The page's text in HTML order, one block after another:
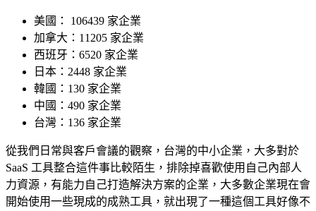
美國： 106439 家企業
加拿大：11205 家企業
西班牙：6520 家企業
日本：2448 家企業
韓國：130 家企業
中國：490 家企業
台灣：136 家企業
從我們日常與客戶會議的觀察，台灣的中小企業，大多對於
SaaS 工具整合這件事比較陌生，排除掉喜歡使用自己內部人
力資源，有能力自己打造解決方案的企業，大多數企業現在會
開始使用一些現成的成熟工具，就出現了一種這個工具好像不